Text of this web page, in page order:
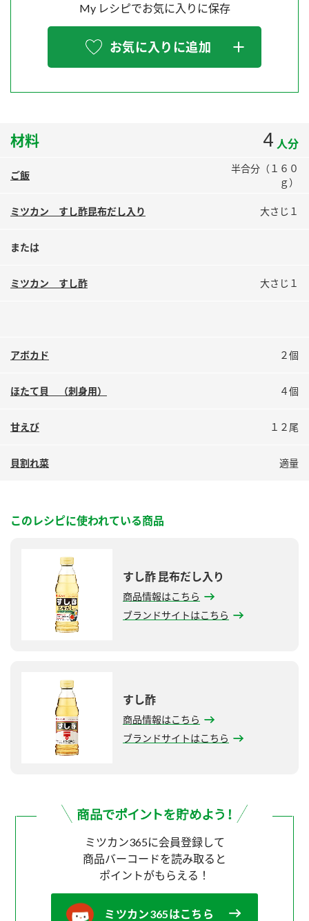
Fibee
スペシャルサイト
お酢を知ろう！
すしラボ
納豆の豆知識
ロングセラー商品 ＋ おすすめレシピ
MIM（ミツカンミュージアム）
販売終了製品のご案内
よくあるご質問
My レシピでお気に入りに保存
お気に入りに追加
材料 4 人分
ご飯
半合分（１６０
ｇ）
ミツカン すし酢昆布だし入り 大さじ１
または
ミツカン すし酢 大さじ１
アボカド ２個
ほたて貝 （刺身用） ４個
甘えび １２尾
貝割れ菜 適量
このレシピに使われている商品
すし酢 昆布だし入り
商品情報はこちら
ブランドサイトはこちら
すし酢
商品情報はこちら
ブランドサイトはこちら
ミツカン365に会員登録して
商品バーコードを読み取ると
ポイントがもらえる！
ミツカン365はこちら